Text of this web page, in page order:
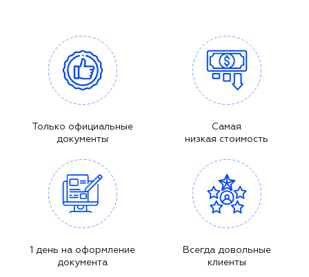
Только официальные
документы
Самая
низкая стоимость
1 день на оформление
документа
Всегда довольные
клиенты